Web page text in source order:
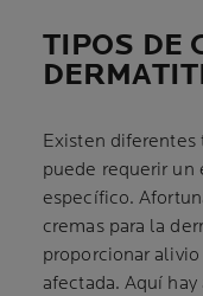
TIPOS DE
Existen diferentes
puede requerir un
específico.
cremas para la
proporcionar
afectada. Aquí